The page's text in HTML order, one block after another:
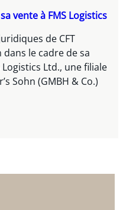
vente à FMS Logistics
de CFT
le cadre de sa
Logistics Ltd., une filiale
Sohn (GMBH & Co.)